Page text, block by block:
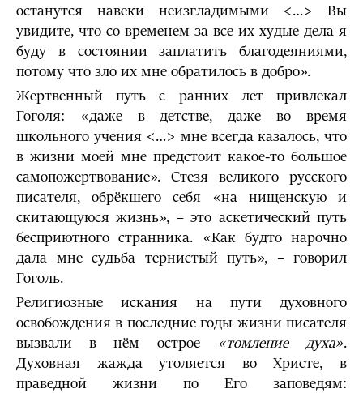
останутся навеки неизгладимыми <…> Вы
увидите, что со временем за все их худые дела я
буду в состоянии заплатить благодеяниями,
потому что зло их мне обратилось в добро».
Жертвенный путь с ранних лет привлекал
Гоголя: «даже в детстве, даже во время
школьного учения <…> мне всегда казалось, что
в жизни моей мне предстоит какое-то большое
са­мопожертвование». Стезя великого русского
писателя, обрёкшего себя «на нищенскую и
скитающуюся жизнь», – это аскетический путь
бесприютного странника. «Как будто нарочно
дала мне судьба тернистый путь», – говорил
Гоголь.
Религиозные искания на пути духовного
освобождения в последние годы жизни писа­теля
вызвали в нём острое
«томление духа».
Духовная жажда утоляется во Христе, в
праведной жизни по Его заповедям: